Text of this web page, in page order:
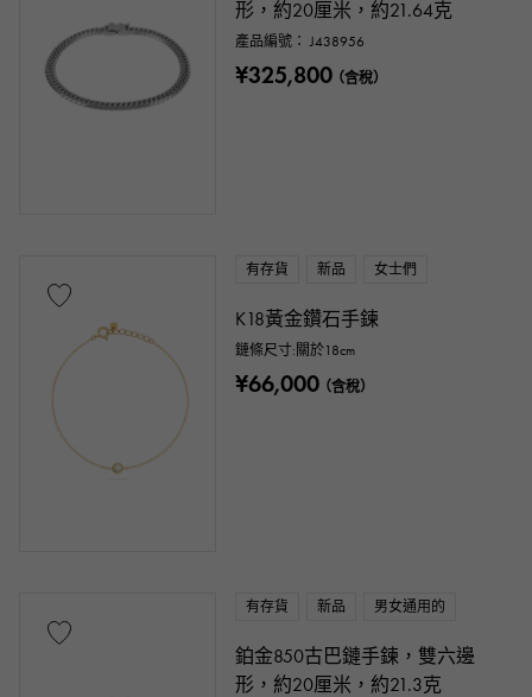
形，約20厘米，約21.64克
產品編號： J438956
¥325,800（含稅）
有存貨 新品 女士們
K18黃金鑽石手鍊
鏈條尺寸:關於18cm
¥66,000（含稅）
有存貨 新品 男女通用的
鉑金850古巴鏈手鍊，雙六邊
形，約20厘米，約21.3克